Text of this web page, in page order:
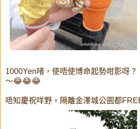
1000Yen啫，使唔使博命起勢咁影呀
～😂😂😂
唔知慶祝咩野，隔離金澤城公園都